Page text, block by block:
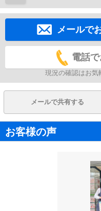
メールで
電話
現況の確認はお気
メールで共有する
お客様の声